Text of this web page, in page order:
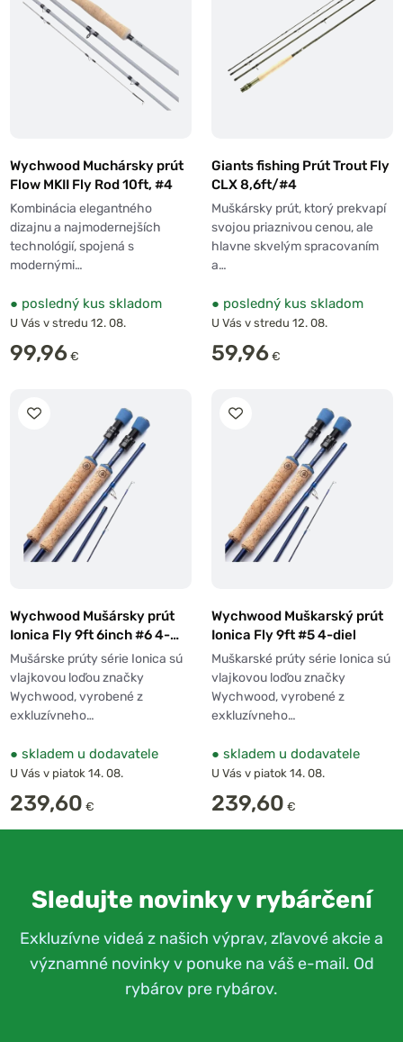
Wychwood Muchársky prút
Flow MKII Fly Rod 10ft, #4
Kombinácia elegantného
dizajnu a najmodernejších
technológií, spojená s
modernými…
● posledný kus skladom
U Vás v stredu 12. 08.
99,96 €
Giants fishing Prút Trout Fly
CLX 8,6ft/#4
Muškársky prút, ktorý prekvapí
svojou priaznivou cenou, ale
hlavne skvelým spracovaním
a…
● posledný kus skladom
U Vás v stredu 12. 08.
59,96 €
Wychwood Mušársky prút
Ionica Fly 9ft 6inch #6 4-
diel
Mušárske prúty série Ionica sú
vlajkovou loďou značky
Wychwood, vyrobené z
exkluzívneho…
● skladem u dodavatele
U Vás v piatok 14. 08.
239,60 €
Wychwood Muškarský prút
Ionica Fly 9ft #5 4-diel
Muškarské prúty série Ionica sú
vlajkovou loďou značky
Wychwood, vyrobené z
exkluzívneho…
● skladem u dodavatele
U Vás v piatok 14. 08.
239,60 €
Sledujte novinky v rybárčení
Exkluzívne videá z našich výprav, zľavové akcie a
významné novinky v ponuke na váš e-mail. Od
rybárov pre rybárov.